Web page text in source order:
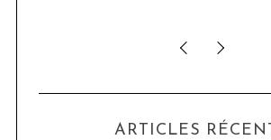
ARTICLES